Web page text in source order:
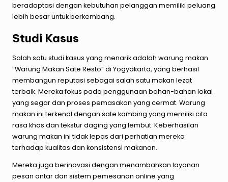
beradaptasi dengan kebutuhan pelanggan memiliki peluang
lebih besar untuk berkembang.
Studi Kasus
Salah satu studi kasus yang menarik adalah warung makan
“Warung Makan Sate Resto” di Yogyakarta, yang berhasil
membangun reputasi sebagai salah satu makan lezat
terbaik. Mereka fokus pada penggunaan bahan-bahan lokal
yang segar dan proses pemasakan yang cermat. Warung
makan ini terkenal dengan sate kambing yang memiliki cita
rasa khas dan tekstur daging yang lembut. Keberhasilan
warung makan ini tidak lepas dari perhatian mereka
terhadap kualitas dan konsistensi makanan.
Mereka juga berinovasi dengan menambahkan layanan
pesan antar dan sistem pemesanan online yang